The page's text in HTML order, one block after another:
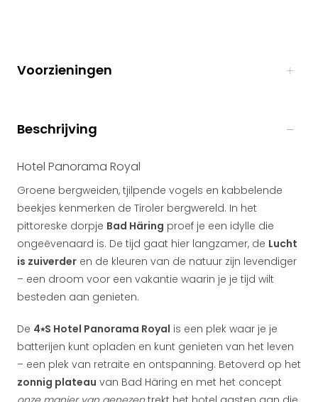
Voorzieningen
Beschrijving
Hotel Panorama Royal
Groene bergweiden, tjilpende vogels en kabbelende
beekjes kenmerken de Tiroler bergwereld. In het
pittoreske dorpje Bad Häring proef je een idylle die
ongeëvenaard is. De tijd gaat hier langzamer, de Lucht
is zuiverder en de kleuren van de natuur zijn levendiger
– een droom voor een vakantie waarin je je tijd wilt
besteden aan genieten.
De 4⭑S Hotel Panorama Royal is een plek waar je je
batterijen kunt opladen en kunt genieten van het leven
– een plek van retraite en ontspanning. Betoverd op het
zonnig plateau van Bad Häring en met het concept